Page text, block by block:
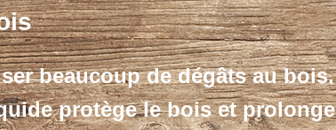
beaucoup de dégâts au bois.
protège le bois et prolonge